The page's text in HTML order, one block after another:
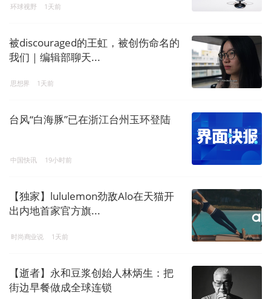
环球视野 1天前
被discouraged的王虹，被创伤命名的
我们｜编辑部聊天...
思想界 1天前
台风“白海豚”已在浙江台州玉环登陆
中国快讯 19小时前
【独家】lululemon劲敌Alo在天猫开
出内地首家官方旗...
时尚商业说 1天前
【逝者】永和豆浆创始人林炳生：把
街边早餐做成全球连锁